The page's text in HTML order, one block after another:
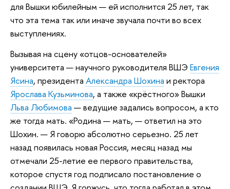
для Вышки юбилейным — ей исполнится 25 лет, так
что эта тема так или иначе звучала почти во всех
выступлениях.
Вызывая на сцену «отцов-основателей»
университета — научного руководителя ВШЭ Евгения
Ясина, президента Александра Шохина и ректора
Ярослава Кузьминова, а также «крёстного» Вышки
Льва Любимова — ведущие задались вопросом, а кто
же тогда мать. «Родина — мать, — ответил на это
Шохин. — Я говорю абсолютно серьезно. 25 лет
назад появилась новая Россия, месяц назад мы
отмечали 25-летие ее первого правительства,
которое спустя год подписало постановление о